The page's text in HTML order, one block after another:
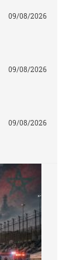
09/08/2026
09/08/2026
09/08/2026